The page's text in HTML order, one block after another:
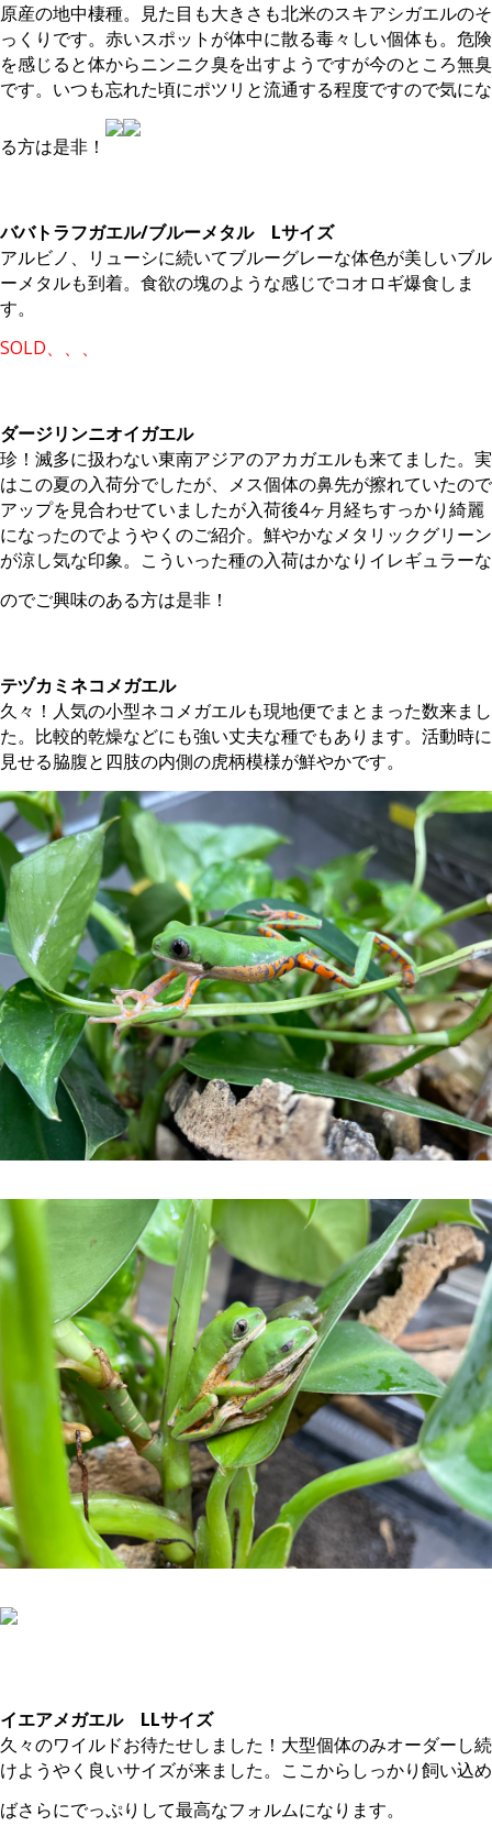
原産の地中棲種。見た目も大きさも北米のスキアシガエルのそ
っくりです。赤いスポットが体中に散る毒々しい個体も。危険
を感じると体からニンニク臭を出すようですが今のところ無臭
です。いつも忘れた頃にポツリと流通する程度ですので気にな
る方は是非！
ババトラフガエル/ブルーメタル Lサイズ
アルビノ、リューシに続いてブルーグレーな体色が美しいブル
ーメタルも到着。食欲の塊のような感じでコオロギ爆食しま
す。
SOLD、、、
ダージリンニオイガエル
珍！滅多に扱わない東南アジアのアカガエルも来てました。実
はこの夏の入荷分でしたが、メス個体の鼻先が擦れていたので
アップを見合わせていましたが入荷後4ヶ月経ちすっかり綺麗
になったのでようやくのご紹介。鮮やかなメタリックグリーン
が涼し気な印象。こういった種の入荷はかなりイレギュラーな
のでご興味のある方は是非！
テヅカミネコメガエル
久々！人気の小型ネコメガエルも現地便でまとまった数来まし
た。比較的乾燥などにも強い丈夫な種でもあります。活動時に
見せる脇腹と四肢の内側の虎柄模様が鮮やかです。
イエアメガエル LLサイズ
久々のワイルドお待たせしました！大型個体のみオーダーし続
けようやく良いサイズが来ました。ここからしっかり飼い込め
ばさらにでっぷりして最高なフォルムになります。